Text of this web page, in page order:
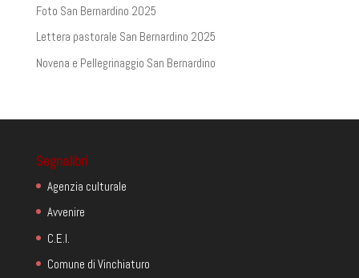
Foto San Bernardino 2025
Lettera pastorale San Bernardino 2025
Novena e Pellegrinaggio San Bernardino
Segnalibri
Agenzia culturale
Avvenire
C.E.I.
Comune di Vinchiaturo